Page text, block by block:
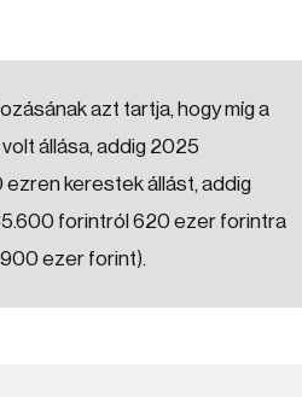
azt tartja, hogy míg a
állása, addig 2025
kerestek állást, addig
forintról 620 ezer forintra
ezer forint).